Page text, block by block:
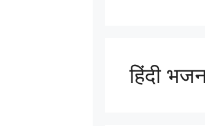
हिंदी